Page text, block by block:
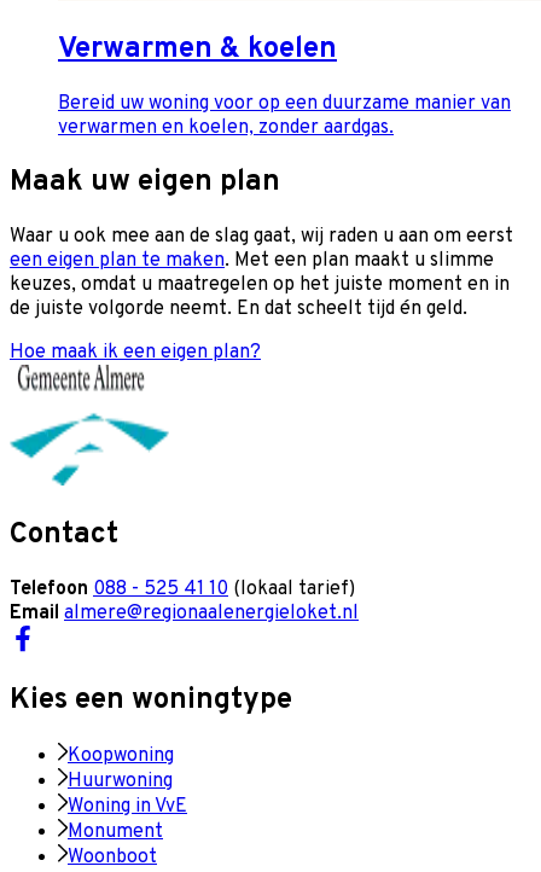
Verwarmen & koelen
Bereid uw woning voor op een duurzame manier van
verwarmen en koelen, zonder aardgas.
Maak uw eigen plan
Waar u ook mee aan de slag gaat, wij raden u aan om eerst
een eigen plan te maken. Met een plan maakt u slimme
keuzes, omdat u maatregelen op het juiste moment en in
de juiste volgorde neemt. En dat scheelt tijd én geld.
Hoe maak ik een eigen plan?
Contact
Telefoon 088 - 525 41 10 (lokaal tarief)
Email almere@regionaalenergieloket.nl
Kies een woningtype
Koopwoning
Huurwoning
Woning in VvE
Monument
Woonboot